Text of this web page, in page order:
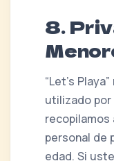
8.
“Let's
utilizado por
recopilamos
personal de
edad. Si